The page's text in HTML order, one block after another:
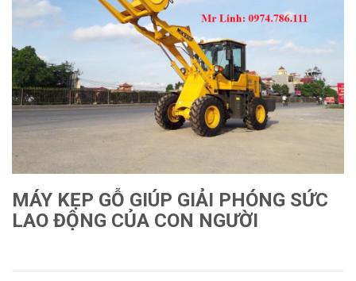
MÁY KẸP GỖ GIÚP GIẢI PHÓNG SỨC
LAO ĐỘNG CỦA CON NGƯỜI